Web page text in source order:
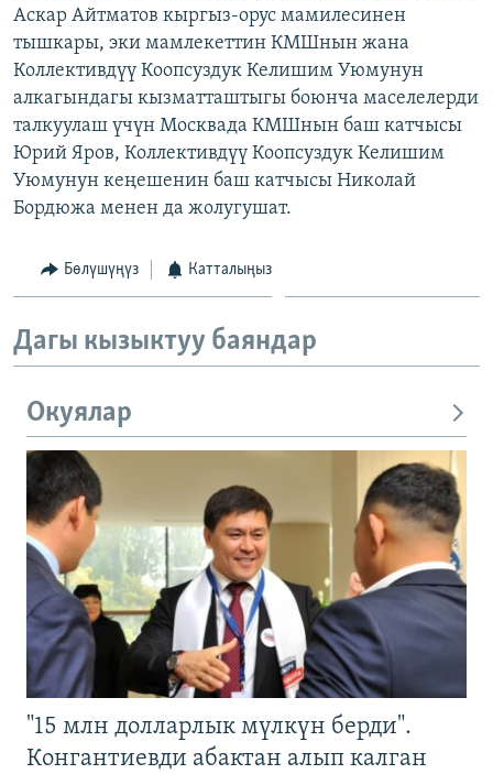
Аскар Айтматов кыргыз-орус мамилесинен
тышкары, эки мамлекеттин КМШнын жана
Коллективдүү Коопсуздук Келишим Уюмунун
алкагындагы кызматташтыгы боюнча маселелерди
талкуулаш үчүн Москвада КМШнын баш катчысы
Юрий Яров, Коллективдүү Коопсуздук Келишим
Уюмунун кеңешенин баш катчысы Николай
Бордюжа менен да жолугушат.
Бөлүшүңүз Катталыңыз
Дагы кызыктуу баяндар
Окуялар
"15 млн долларлык мүлкүн берди".
Конгантиевди абактан алып калган